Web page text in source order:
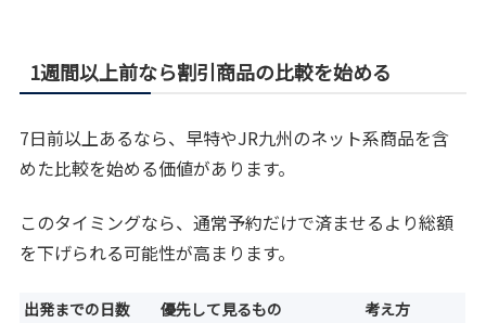
1週間以上前なら割引商品の比較を始める
7日前以上あるなら、早特やJR九州のネット系商品を含
めた比較を始める価値があります。
このタイミングなら、通常予約だけで済ませるより総額
を下げられる可能性が高まります。
出発までの日数 優先して見るもの 考え方